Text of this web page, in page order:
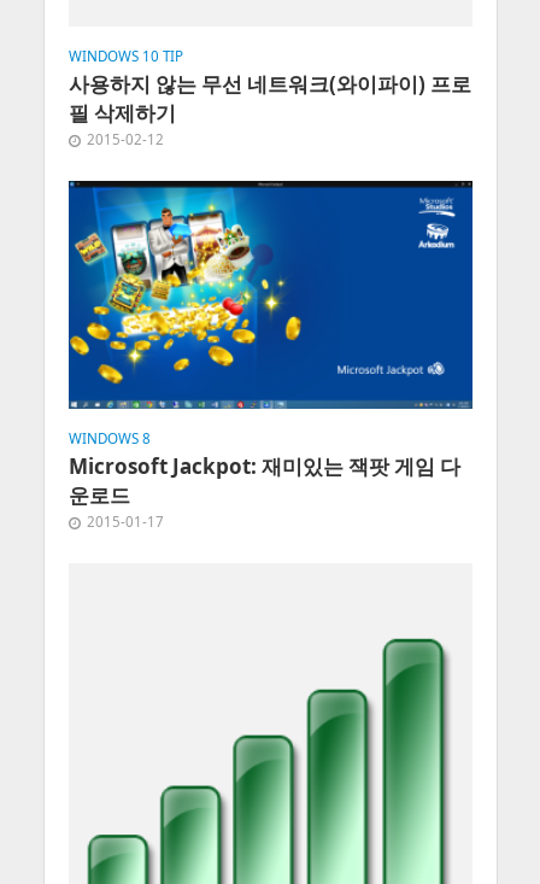
WINDOWS 10 TIP
사용하지 않는 무선 네트워크(와이파이) 프로
필 삭제하기
2015-02-12
WINDOWS 8
Microsoft Jackpot: 재미있는 잭팟 게임 다
운로드
2015-01-17